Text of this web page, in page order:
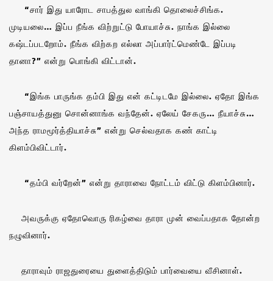
“சார் இது யாரோட சாபத்துல வாங்கி தொலைச்சிங்க.
முடியலை… இப்ப நீங்க விற்றுட்டு போயாச்சு. நாங்க இல்லை
கஷ்டப்படறோம். நீங்க விற்கற எல்லா அப்பார்ட்மெண்டே இப்படி
தானா?” என்று பொங்கி விட்டான்.
“இங்க பாருங்க தம்பி இது என் கட்டிடமே இல்லை. ஏதோ இங்க
பஞ்சாயத்துனு சொன்னாங்க வந்தேன். ஏலேய் சேகரு… நீயாச்சு…
அந்த ராமமூர்த்தியாச்சு” என்று செல்வதாக கண் காட்டி
கிளம்பிவிட்டார்.
“தம்பி வர்றேன்” என்று தாராவை நோட்டம் விட்டு கிளம்பினார்.
அவருக்கு ஏதோவொரு ரிகழ்வை தாரா முன் வைப்பதாக தோன்ற
நழுவினார்.
தாராவும் ராஜதுரையை துளைத்திடும் பார்வையை வீசினாள்.